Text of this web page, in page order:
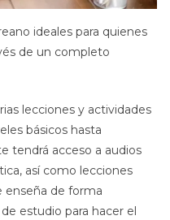
ideales para quienes
de un completo
lecciones y actividades
básicos hasta
tendrá acceso a audios
así como lecciones
enseña de forma
estudio para hacer el